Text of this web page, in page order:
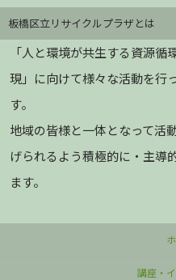
板橋区立リサイクルプラザとは
「人と環境が共生する資源
現」に向けて様々な活動を行
す。
地域の皆様と一体となって活
げられるよう積極的に・主導
ます。
講座・